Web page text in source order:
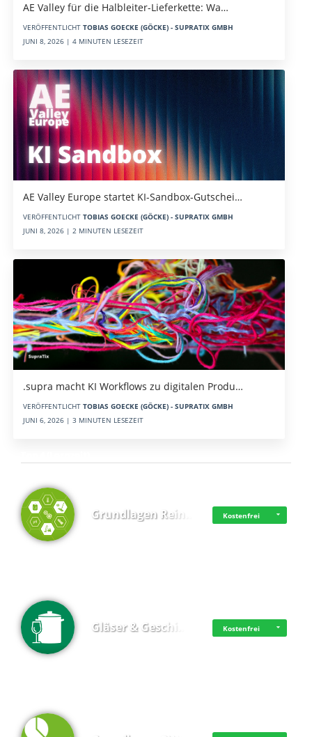
AE Valley für die Halbleiter-Lieferkette: Wa…
VERÖFFENTLICHT TOBIAS GOECKE (GÖCKE) - SUPRATIX GMBH
JUNI 8, 2026 | 4 MINUTEN LESEZEIT
AE Valley Europe startet KI-Sandbox-Gutschei…
VERÖFFENTLICHT TOBIAS GOECKE (GÖCKE) - SUPRATIX GMBH
JUNI 8, 2026 | 2 MINUTEN LESEZEIT
.supra macht KI Workflows zu digitalen Produ…
VERÖFFENTLICHT TOBIAS GOECKE (GÖCKE) - SUPRATIX GMBH
JUNI 6, 2026 | 3 MINUTEN LESEZEIT
Grundlagen Rein… Kostenfrei
Gläser & Geschi… Kostenfrei